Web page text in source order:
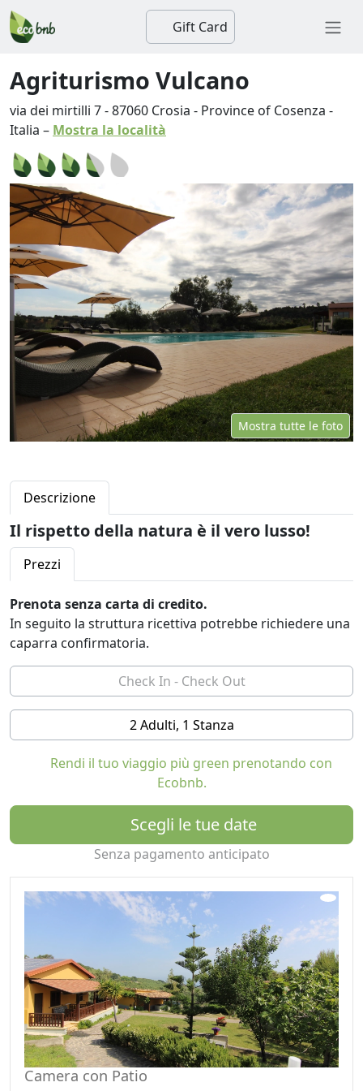
Gift Card
Agriturismo Vulcano
via dei mirtilli 7-87060 Crosia - Province of Cosenza -
Italia – Mostra la località
Mostra tutte le foto
Descrizione
Il rispetto della natura è il vero lusso!
Prezzi
Prenota senza carta di credito.
In seguito la struttura ricettiva potrebbe richiedere una
caparra confirmatoria.
2 Adulti, 1 Stanza
Rendi il tuo viaggio più green prenotando con
Ecobnb.
Scegli le tue date
Senza pagamento anticipato
Camera con Patio